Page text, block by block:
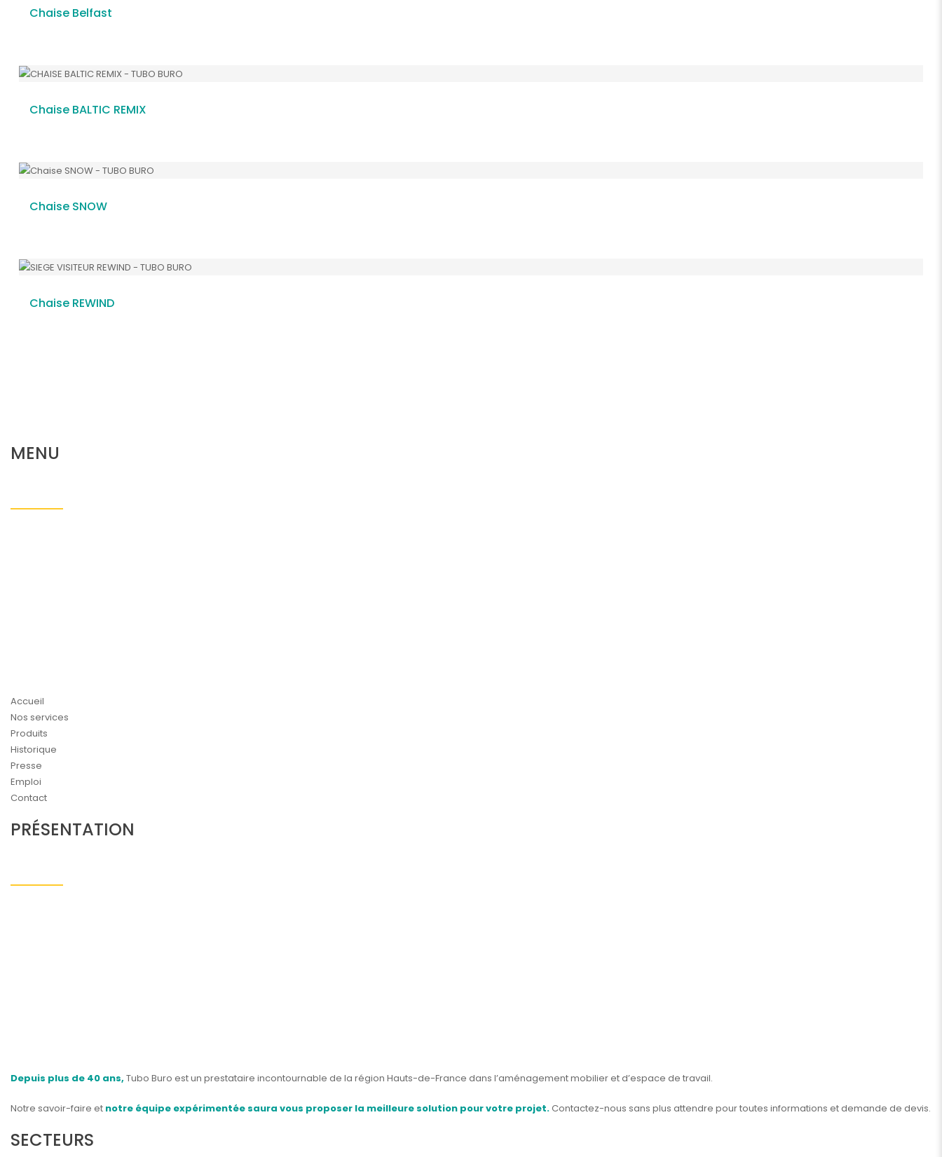
Chaise Belfast
Chaise BALTIC REMIX
Chaise SNOW
Chaise REWIND
MENU
Accueil
Nos services
Produits
Historique
Presse
Emploi
Contact
PRÉSENTATION
Depuis plus de 40 ans, Tubo Buro est un prestataire incontournable de la région Hauts-de-France dans l’aménagement mobilier et d’espace de travail.
Notre savoir-faire et notre équipe expérimentée saura vous proposer la meilleure solution pour votre projet.Contactez-nous sans plus attendre pour toutes informations et demande de devis.
SECTEURS